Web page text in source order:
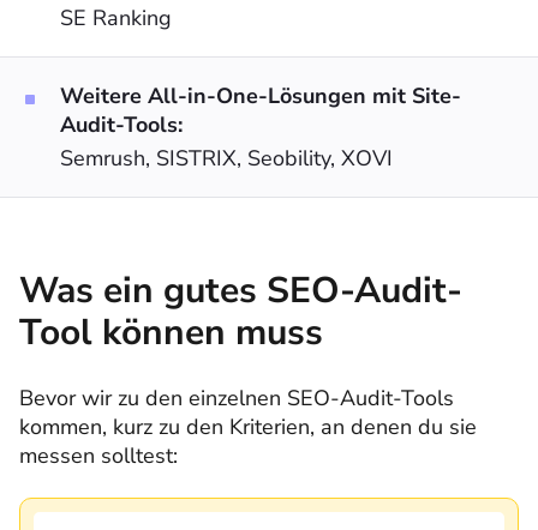
SE Ranking
Weitere All-in-One-Lösungen mit Site-
Audit-Tools:
Semrush, SISTRIX, Seobility, XOVI
Was ein gutes SEO-Audit-
Tool können muss
Bevor wir zu den einzelnen SEO-Audit-Tools
kommen, kurz zu den Kriterien, an denen du sie
messen solltest: